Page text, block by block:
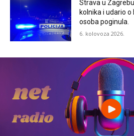
Strava u
kolnika i udario
osoba poginula.
6. kolovoza 2026.